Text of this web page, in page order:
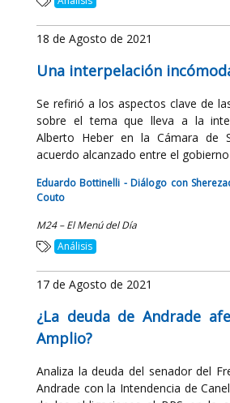
18 de Agosto de 2021
Una interpelación
Se refirió a los aspectos clave de
sobre el tema que lleva a la
Alberto Heber en la Cámara de
acuerdo alcanzado entre el gobierno
Eduardo Bottinelli - Diálogo con
Couto
M24 – El Menú del Día
Análisis
17 de Agosto de 2021
¿La deuda de Andrade
Amplio?
Analiza la deuda del senador del
Andrade con la Intendencia de